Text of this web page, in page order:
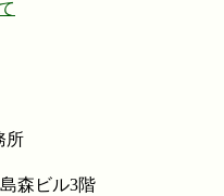
所
森ビル3階